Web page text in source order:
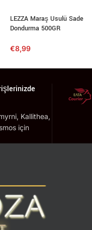
LEZZA Maraş Usulü Sade
Dondurma 500GR
€8,99
Kallithea,
için